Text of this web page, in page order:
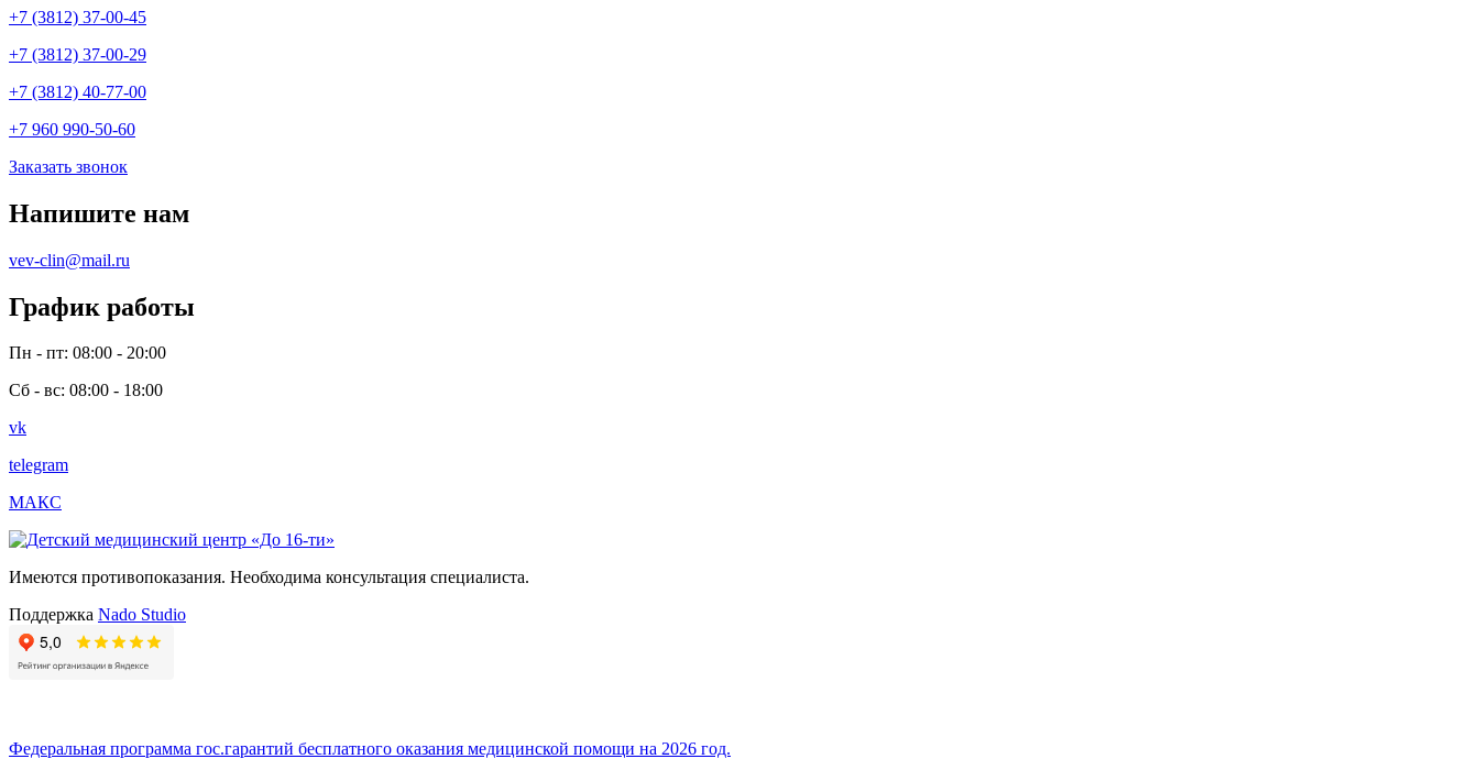
+7 (3812) 37-00-45
+7 (3812) 37-00-29
+7 (3812) 40-77-00
+7 960 990-50-60
Заказать звонок
Напишите нам
vev-clin@mail.ru
График работы
Пн - пт: 08:00 - 20:00
Сб - вс: 08:00 - 18:00
vk
telegram
МАКС
Имеются противопоказания. Необходима консультация специалиста.
Поддержка Nado Studio
Федеральная программа гос.гарантий бесплатного оказания медицинской помощи на 2026 год.